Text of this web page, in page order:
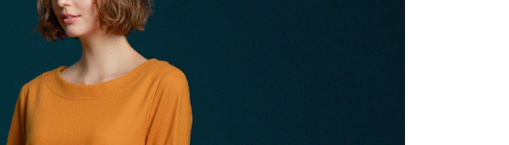
https://aftee.tw/terms/#terms3
３．未成年的使用者請事先徵得法定代理人或監護人之同意方可使用
「AFTEE先享後付」，若未經同意申辦者引起之損失，本公司不負相關責
任。
４．使用「AFTEE先享後付」時，將依據個別帳號之用戶狀況，依本公司
即時審查核予不同之上限額度；若仍有額度不足之情形，本公司將視審查
結果請求用戶進行身份認證。
５．嚴禁一人註冊多個帳號或使用他人資訊註冊。若發現惡意使用之情